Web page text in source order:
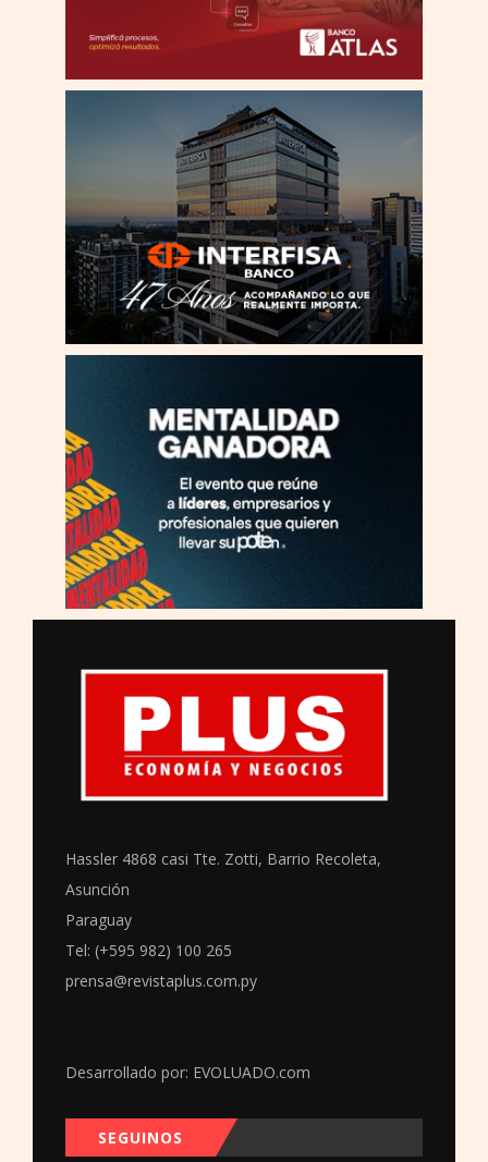
Hassler 4868 casi Tte. Zotti, Barrio Recoleta,
Asunción
Paraguay
Tel: (+595 982) 100 265
prensa@revistaplus.com.py
Desarrollado por: EVOLUADO.com
SEGUINOS